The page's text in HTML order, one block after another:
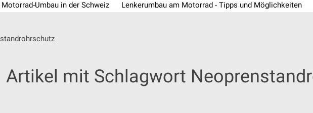
Umbau in der Schweiz
Lenkerumbau am Motorrad - Tipps und Möglichkeiten
Artikel mit Schlagwort